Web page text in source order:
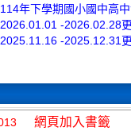
114年下學期國小國中高
2026.01.01 -2026.02.28
2025.11.16 -2025.12.31
網頁加入書籤